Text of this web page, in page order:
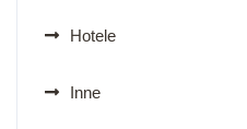
Hotele
Inne